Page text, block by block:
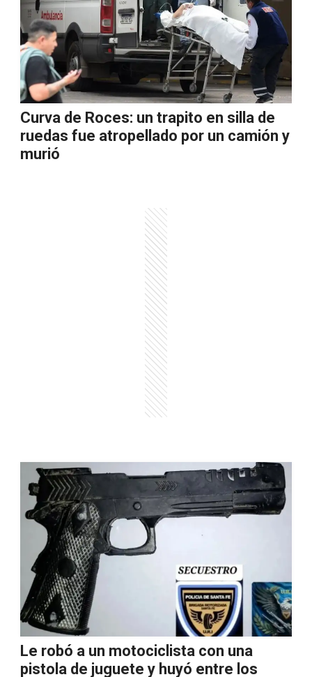
Curva de Roces: un trapito en silla de
ruedas fue atropellado por un camión y
murió
Le robó a un motociclista con una
pistola de juguete y huyó entre los